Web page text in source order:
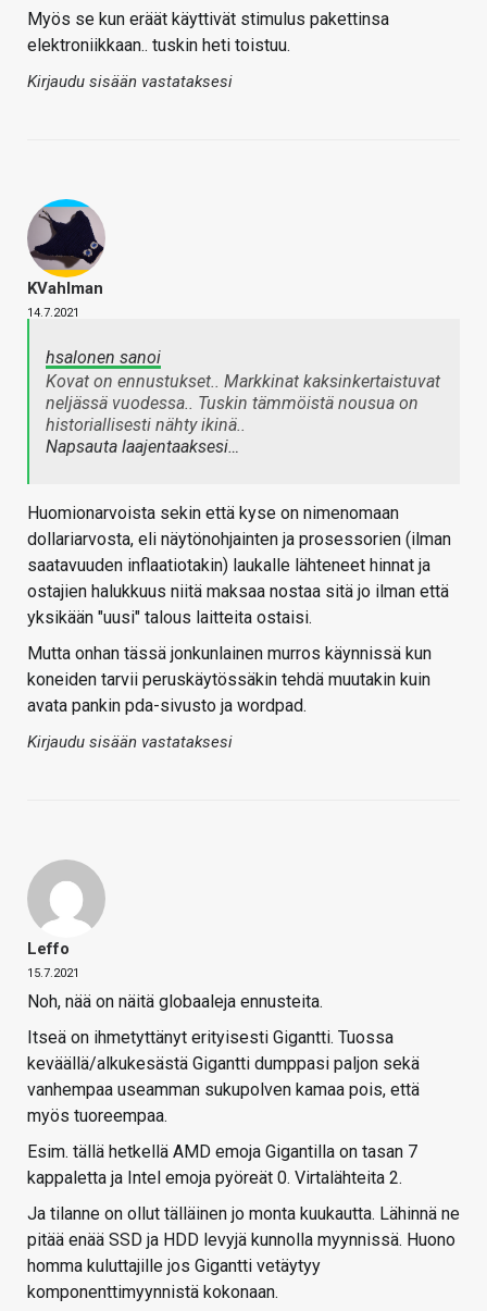
Myös se kun eräät käyttivät stimulus pakettinsa
elektroniikkaan.. tuskin heti toistuu.
Kirjaudu sisään vastataksesi
KVahlman
14.7.2021
hsalonen sanoi
Kovat on ennustukset.. Markkinat kaksinkertaistuvat
neljässä vuodessa.. Tuskin tämmöistä nousua on
historiallisesti nähty ikinä..
Napsauta laajentaaksesi…
Huomionarvoista sekin että kyse on nimenomaan
dollariarvosta, eli näytönohjainten ja prosessorien (ilman
saatavuuden inflaatiotakin) laukalle lähteneet hinnat ja
ostajien halukkuus niitä maksaa nostaa sitä jo ilman että
yksikään "uusi" talous laitteita ostaisi.
Mutta onhan tässä jonkunlainen murros käynnissä kun
koneiden tarvii peruskäytössäkin tehdä muutakin kuin
avata pankin pda-sivusto ja wordpad.
Kirjaudu sisään vastataksesi
Leffo
15.7.2021
Noh, nää on näitä globaaleja ennusteita.
Itseä on ihmetyttänyt erityisesti Gigantti. Tuossa
keväällä/alkukesästä Gigantti dumppasi paljon sekä
vanhempaa useamman sukupolven kamaa pois, että
myös tuoreempaa.
Esim. tällä hetkellä AMD emoja Gigantilla on tasan 7
kappaletta ja Intel emoja pyöreät 0. Virtalähteita 2.
Ja tilanne on ollut tälläinen jo monta kuukautta. Lähinnä ne
pitää enää SSD ja HDD levyjä kunnolla myynnissä. Huono
homma kuluttajille jos Gigantti vetäytyy
komponenttimyynnistä kokonaan.